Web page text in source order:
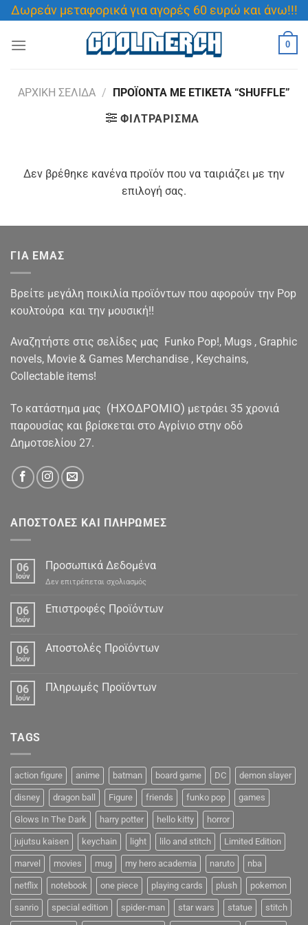
Μετάβαση
στο
περιεχόμενο
Δωρεάν μεταφορικά για αγορές 60 ευρώ και άνω!!!
0
ΑΡΧΙΚΉ ΣΕΛΊΔΑ / ΠΡΟΪΌΝΤΑ ΜΕ ΕΤΙΚΈΤΑ “SHUFFLE”
ΦΙΛΤΡΆΡΙΣΜΑ
Δεν βρέθηκε κανένα προϊόν που να ταιριάζει με την
επιλογή σας.
ΓΙΑ ΕΜΑΣ
Βρείτε μεγάλη ποικιλία προϊόντων που αφορούν την Pop
κουλτούρα και την μουσική!!
Αναζητήστε στις σελίδες μας Funko Pop!, Mugs , Graphic
novels, Movie & Games Merchandise , Keychains,
Collectable items!
To κατάστημα μας (ΗΧΟΔΡΟΜΙΟ) μετράει 35 χρονιά
παρουσίας και βρίσκεται στο Αγρίνιο στην οδό
Δημοτσελίου 27.
ΑΠΟΣΤΟΛΕΣ ΚΑΙ ΠΛΗΡΩΜΕΣ
06
Ιούν
Προσωπικά Δεδομένα
Δεν επιτρέπεται σχολιασμός
Δεδομένα
06
Ιούν
Επιστροφές Προϊόντων
06
Ιούν
Αποστολές Προϊόντων
06
Ιούν
Πληρωμές Προϊόντων
TAGS
action figure anime batman board game DC demon slayer
disney dragon ball Figure friends funko pop games
Glows In The Dark harry potter hello kitty horror
jujutsu kaisen keychain light lilo and stitch Limited Edition
marvel movies mug my hero academia naruto nba
netflix notebook one piece playing cards plush pokemon
sanrio special edition spider-man star wars statue stitch